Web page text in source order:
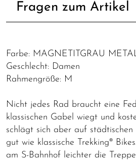
Fragen zum Artikel
Farbe: MAGNETITGRAU
Geschlecht: Damen
Rahmengröße: M
Nicht jedes Rad braucht eine
klassischen Gabel wiegt und
schlägt sich aber auf städtischen
gut wie klassische Trekking®
am S-Bahnhof leichter die